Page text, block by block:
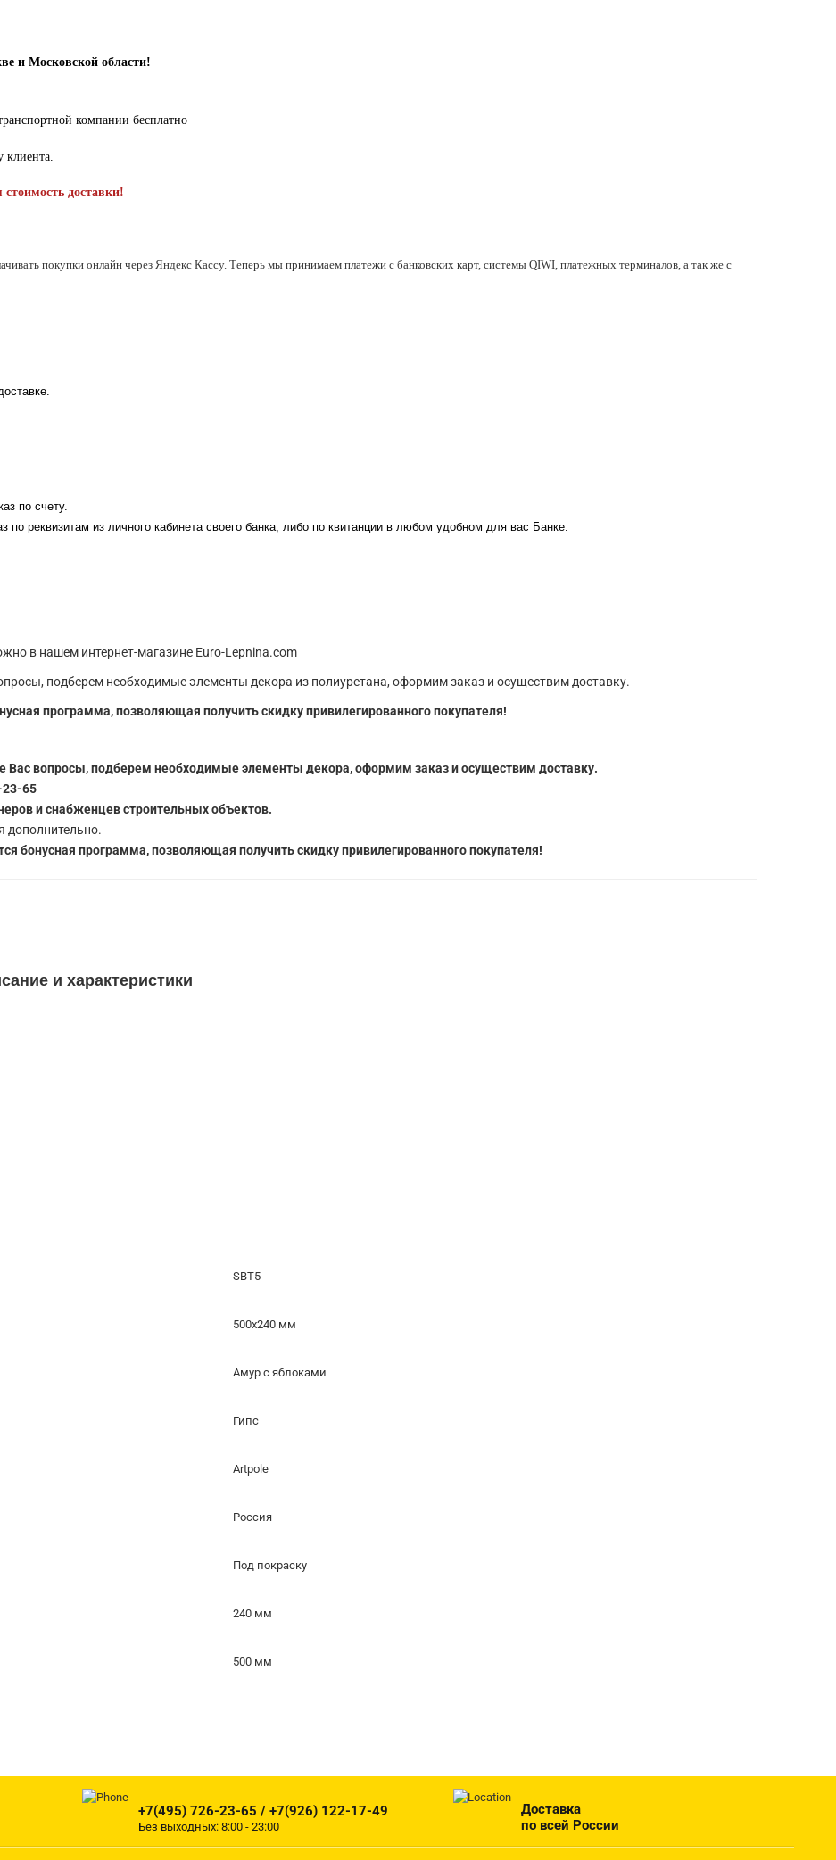
и Московской области!
компании бесплатно
клиента.
стоимость доставки!
покупки онлайн через Яндекс Кассу. Теперь мы принимаем платежи с банковских карт, системы QIWI, платежных терминалов, а так же с
по счету.
реквизитам из личного кабинета своего банка, либо по квитанции в любом удобном для вас Банке.
в нашем интернет-магазине Euro-Lepnina.com
подберем необходимые элементы декора из полиуретана, оформим заказ и осуществим доставку.
программа, позволяющая получить скидку привилегированного покупателя!
вопросы, подберем необходимые элементы декора, оформим заказ и осуществим доставку.
23-65
и снабженцев строительных объектов.
дополнительно.
бонусная программа, позволяющая получить скидку привилегированного покупателя!
и характеристики
SBT5
500x240 мм
Амур с яблоками
Гипс
Artpole
Россия
Под покраску
240 мм
500 мм
+7(495) 726-23-65 / +7(926) 122-17-49
Без выходных: 8:00 - 23:00
Доставка
по всей России